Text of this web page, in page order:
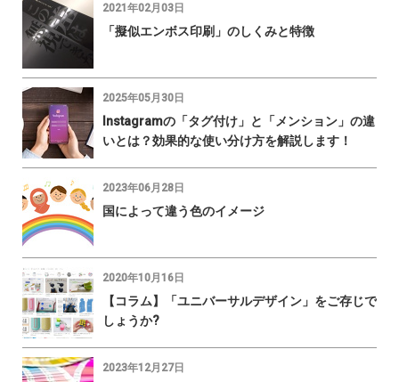
2021年02月03日
「擬似エンボス印刷」のしくみと特徴
2025年05月30日
Instagramの「タグ付け」と「メンション」の違
いとは？効果的な使い分け方を解説します！
2023年06月28日
国によって違う色のイメージ
2020年10月16日
【コラム】「ユニバーサルデザイン」をご存じで
しょうか?
2023年12月27日